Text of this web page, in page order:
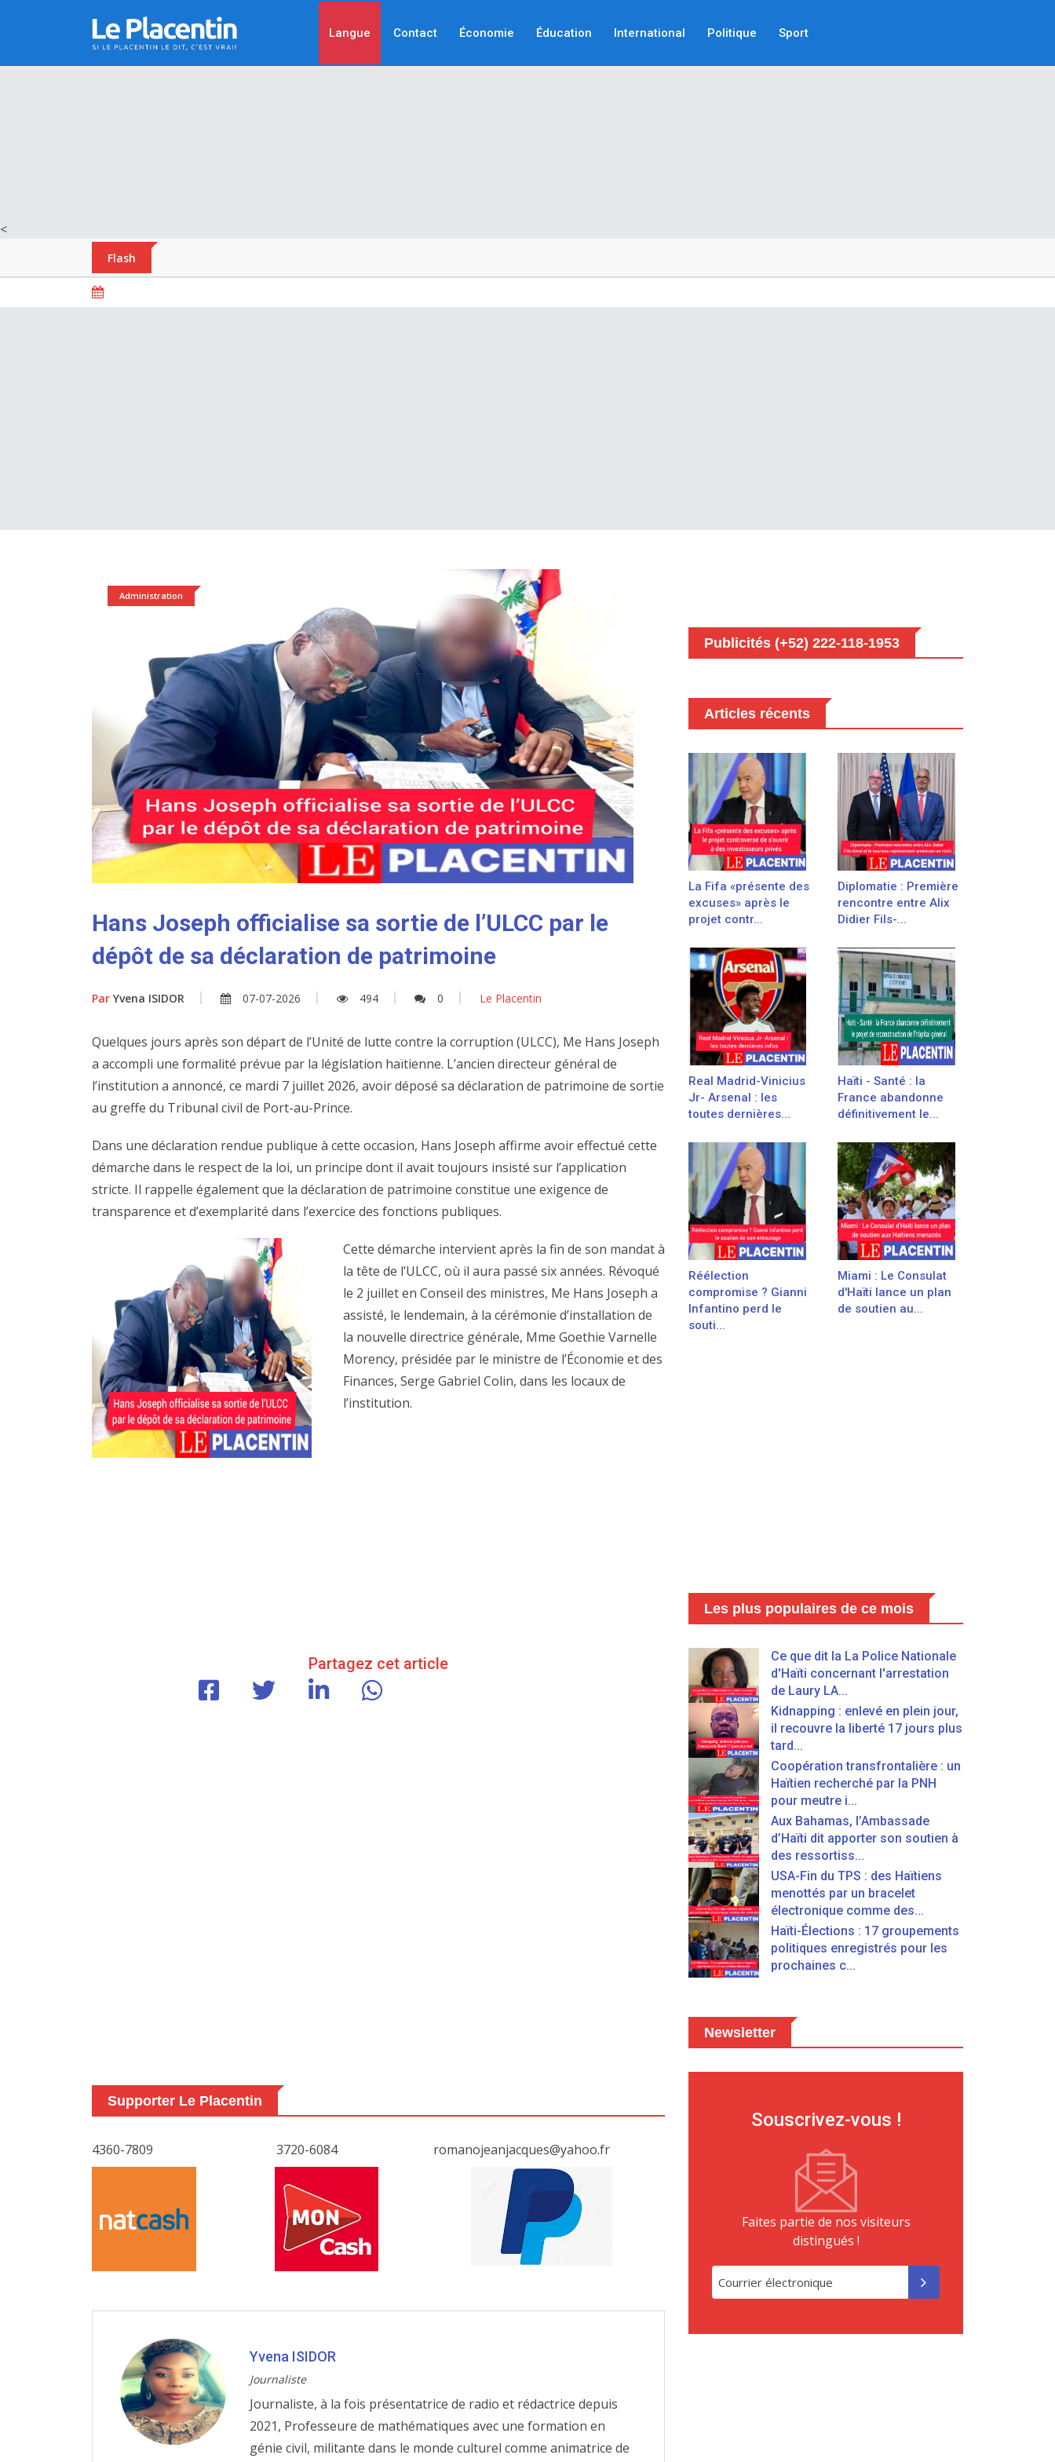
<
Langue Contact Économie Éducation International Politique Sport
Flash
Administration
Hans Joseph officialise sa sortie de l’ULCC par le
dépôt de sa déclaration de patrimoine
Par Yvena ISIDOR 07-07-2026 494 0 Le Placentin
Quelques jours après son départ de l’Unité de lutte contre la corruption (ULCC), Me Hans Joseph
a accompli une formalité prévue par la législation haïtienne. L’ancien directeur général de
l’institution a annoncé, ce mardi 7 juillet 2026, avoir déposé sa déclaration de patrimoine de sortie
au greffe du Tribunal civil de Port-au-Prince.
Dans une déclaration rendue publique à cette occasion, Hans Joseph affirme avoir effectué cette
démarche dans le respect de la loi, un principe dont il avait toujours insisté sur l’application
stricte. Il rappelle également que la déclaration de patrimoine constitue une exigence de
transparence et d’exemplarité dans l’exercice des fonctions publiques.
Cette démarche intervient après la fin de son mandat à
la tête de l’ULCC, où il aura passé six années. Révoqué
le 2 juillet en Conseil des ministres, Me Hans Joseph a
assisté, le lendemain, à la cérémonie d’installation de
la nouvelle directrice générale, Mme Goethie Varnelle
Morency, présidée par le ministre de l’Économie et des
Finances, Serge Gabriel Colin, dans les locaux de
l’institution.
Partagez cet article
Supporter Le Placentin
4360-7809 3720-6084 romanojeanjacques@yahoo.fr
Yvena ISIDOR
Journaliste
Journaliste, à la fois présentatrice de radio et rédactrice depuis
2021, Professeure de mathématiques avec une formation en
génie civil, militante dans le monde culturel comme animatrice de
Publicités (+52) 222-118-1953
Articles récents
La Fifa «présente des
excuses» après le
projet contr...
Diplomatie : Première
rencontre entre Alix
Didier Fils-...
Real Madrid-Vinicius
Jr- Arsenal : les
toutes dernières...
Haïti - Santé : la
France abandonne
définitivement le...
Réélection
compromise ? Gianni
Infantino perd le
souti...
Miami : Le Consulat
d'Haïti lance un plan
de soutien au...
Les plus populaires de ce mois
Ce que dit la La Police Nationale
d'Haïti concernant l'arrestation
de Laury LA...
Kidnapping : enlevé en plein jour,
il recouvre la liberté 17 jours plus
tard...
Coopération transfrontalière : un
Haïtien recherché par la PNH
pour meutre i...
Aux Bahamas, l’Ambassade
d’Haïti dit apporter son soutien à
des ressortiss...
USA-Fin du TPS : des Haïtiens
menottés par un bracelet
électronique comme des...
Haïti-Élections : 17 groupements
politiques enregistrés pour les
prochaines c...
Newsletter
Souscrivez-vous !
Faites partie de nos visiteurs
distingués !